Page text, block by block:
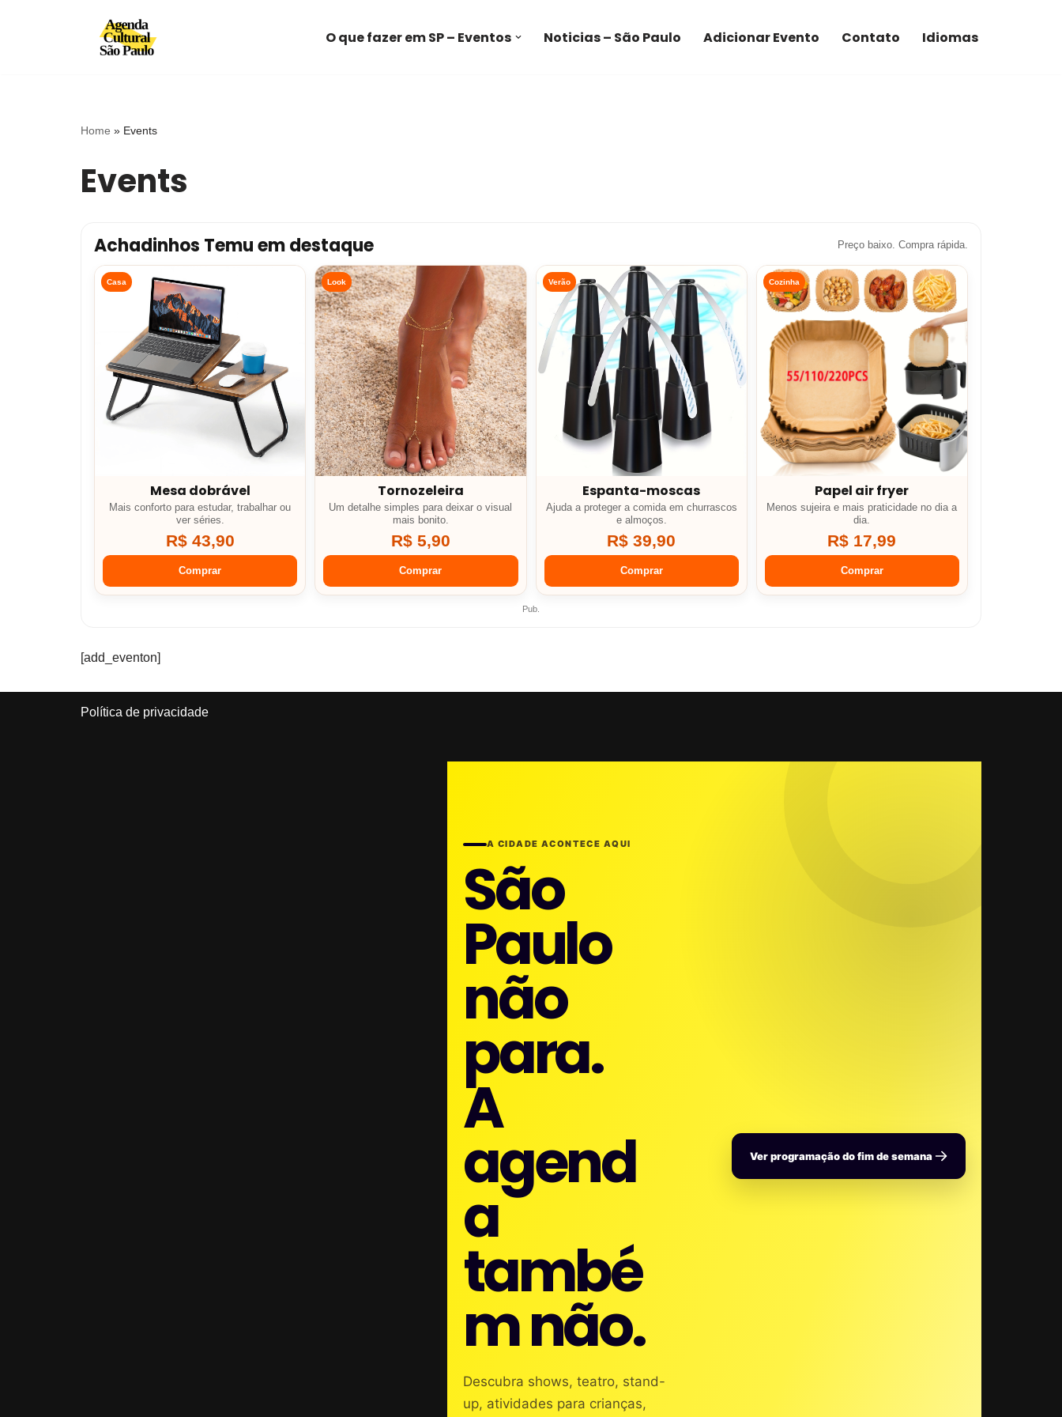
O que fazer em SP – Eventos Noticias – São Paulo Adicionar Evento Contato Idiomas
Home » Events
Events
Achadinhos Temu em destaque Preço baixo. Compra rápida.
Casa
Mesa dobrável
Mais conforto para estudar, trabalhar ou
ver séries.
R$ 43,90
Comprar
Look
Tornozeleira
Um detalhe simples para deixar o visual
mais bonito.
R$ 5,90
Comprar
Verão
Espanta-moscas
Ajuda a proteger a comida em churrascos
e almoços.
R$ 39,90
Comprar
Cozinha
Papel air fryer
Menos sujeira e mais praticidade no dia a
dia.
R$ 17,99
Comprar
Pub.
[add_eventon]
Política de privacidade
A CIDADE ACONTECE AQUI
São
Paulo
não
para.
A
agend
a
també
m não.
Descubra shows, teatro, stand-
up, atividades para crianças,
Ver programação do fim de semana